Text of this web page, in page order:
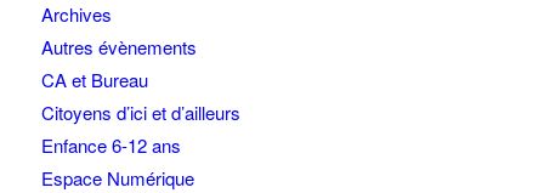
Archives
Autres évènements
CA et Bureau
Citoyens d’ici et d’ailleurs
Enfance 6-12 ans
Espace Numérique